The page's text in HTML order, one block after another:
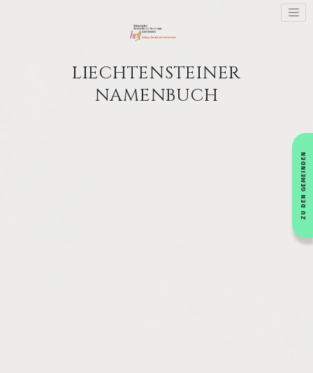
LIECHTENSTEINER
NAMENBUCH
ZU DEN GEMEINDEN